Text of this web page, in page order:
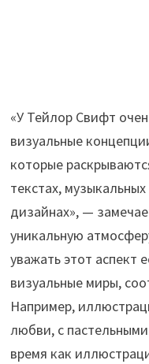
«У Тейлор Свифт
визуальные
которые
текстах,
дизайнах», —
уникальную
уважать этот аспект
визуальные миры,
Например,
любви, с
время как